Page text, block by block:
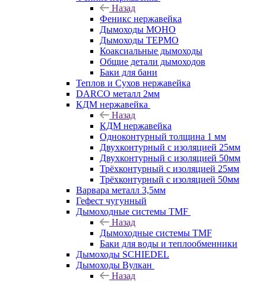
Назад
Феникс нержавейка
Дымоходы МОНО
Дымоходы ТЕРМО
Коаксиальные дымоходы
Общие детали дымоходов
Баки для бани
Теплов и Сухов нержавейка
DARCO металл 2мм
КДМ нержавейка
Назад
КДМ нержавейка
Одноконтурный толщина 1 мм
Двухконтурный с изоляцией 25мм
Двухконтурный с изоляцией 50мм
Трёхконтурный с изоляцией 25мм
Трёхконтурный с изоляцией 50мм
Варвара металл 3,5мм
Гефест чугунный
Дымоходные системы TMF
Назад
Дымоходные системы TMF
Баки для воды и теплообменники
Дымоходы SCHIEDEL
Дымоходы Вулкан
Назад